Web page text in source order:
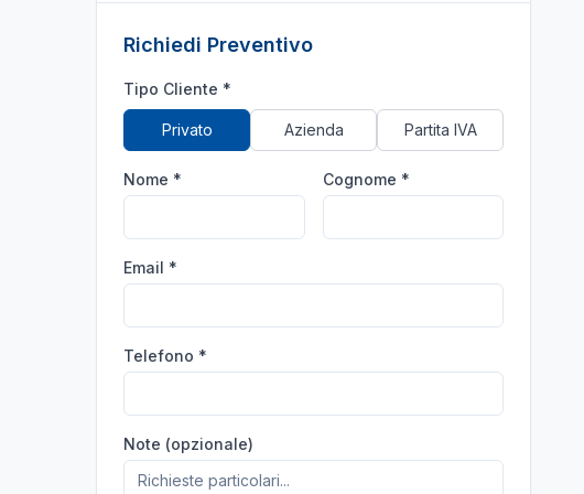
Richiedi Preventivo
Tipo Cliente *
Privato Azienda Partita IVA
Nome * Cognome *
Email *
Telefono *
Note (opzionale)